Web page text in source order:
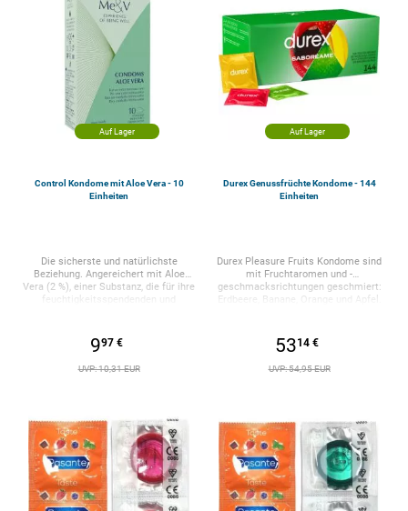
Forma: Anatómica Adapta
Lubricación: Estándar con base de
silicona, aromatizada. Grosor: 0,070
mm Longitud: 190 mm Anchura
nominal: 54 mm
Auf Lager
Control Kondome mit Aloe Vera - 10
Einheiten
Die sicherste und natürlichste
Beziehung. Angereichert mit Aloe
Vera (2 %), einer Substanz, die für ihre
Öffnungssystem. Es ermöglicht eine
perfekte Anpassungsfähigkeit
(ADAPTA-Technologie) und macht
Naturkautschuklatex. Latex kann
Allergien, sogar einen
anaphylaktischen Schock, auslösen,
wenn es verwendet wird, wenn Sie
gegen Latex allergisch sind. Produkt
zum einmaligen Gebrauch. Top
Qualität. Die Kontrollsicherheit wird
997 €
UVP: 10,31 EUR
Auf Lager
Durex Genussfrüchte Kondome - 144
Einheiten
Durex Pleasure Fruits Kondome sind
mit Fruchtaromen und -
geschmacksrichtungen geschmiert:
Erdbeere, Banane, Orange und Apfel.
sicher. Perfekt, um jedes sexuelle
Erlebnis originell und anders zu
gestalten. Sehr lustig, Sie werden sie
vollständig an Sie an. Geschmiert mit
sehr gelungenen Fruchtaromen. Wie
alle Kondome Durex wird aus
Naturkautschuklatex höchster
Qualität hergestellt und einzeln
elektronisch überprüft, um maximale
Sicherheit zu bieten. Durex ist die
5314 €
UVP: 54,95 EUR